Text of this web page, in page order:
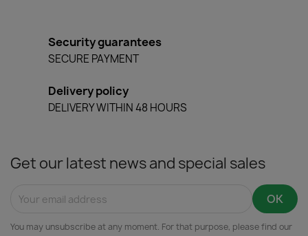
Security guarantees
SECURE PAYMENT
Delivery policy
DELIVERY WITHIN 48 HOURS
Get our latest news and special sales
You may unsubscribe at any moment. For that purpose, please find our